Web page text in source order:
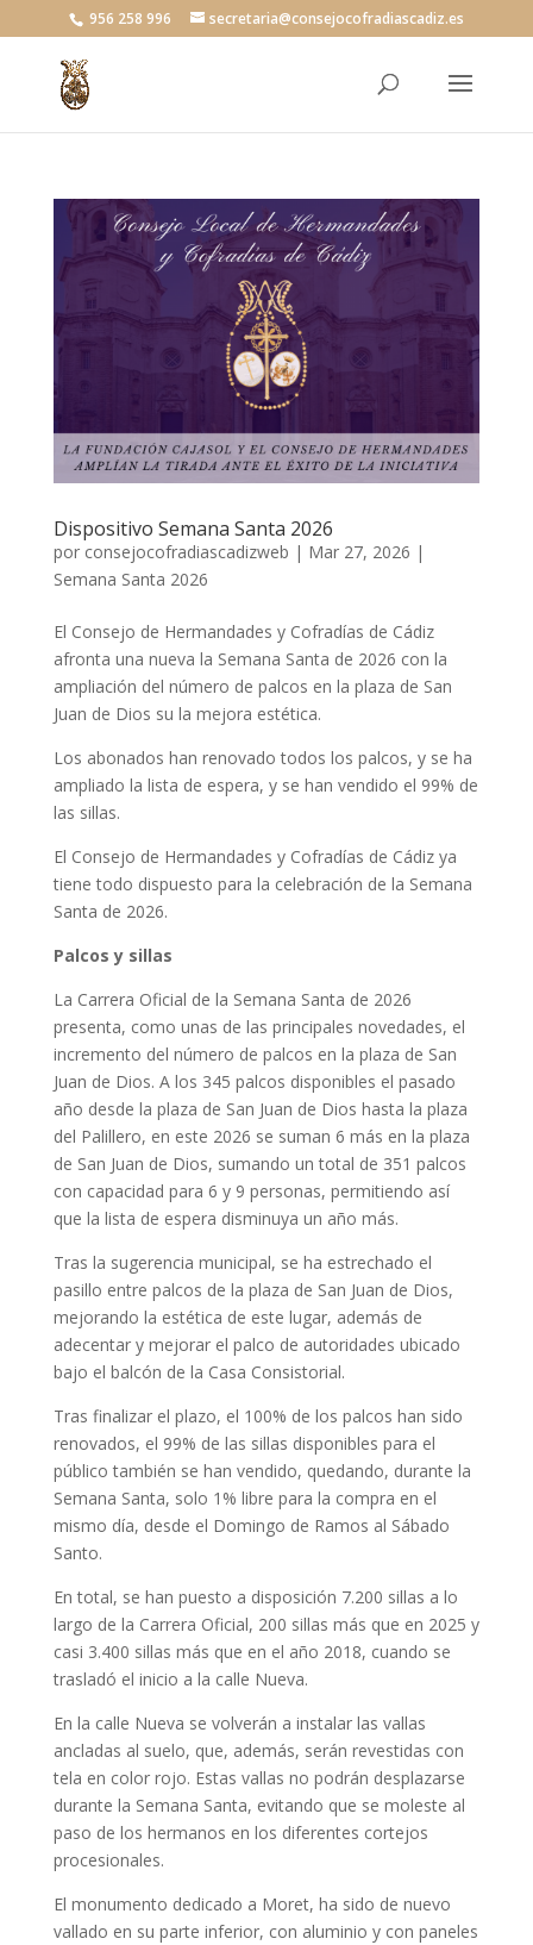
956 258 996 secretaria@consejocofradiascadiz.es
Dispositivo Semana Santa 2026
por consejocofradiascadizweb | Mar 27, 2026 |
Semana Santa 2026
El Consejo de Hermandades y Cofradías de Cádiz
afronta una nueva la Semana Santa de 2026 con la
ampliación del número de palcos en la plaza de San
Juan de Dios su la mejora estética.
Los abonados han renovado todos los palcos, y se ha
ampliado la lista de espera, y se han vendido el 99% de
las sillas.
El Consejo de Hermandades y Cofradías de Cádiz ya
tiene todo dispuesto para la celebración de la Semana
Santa de 2026.
Palcos y sillas
La Carrera Oficial de la Semana Santa de 2026
presenta, como unas de las principales novedades, el
incremento del número de palcos en la plaza de San
Juan de Dios. A los 345 palcos disponibles el pasado
año desde la plaza de San Juan de Dios hasta la plaza
del Palillero, en este 2026 se suman 6 más en la plaza
de San Juan de Dios, sumando un total de 351 palcos
con capacidad para 6 y 9 personas, permitiendo así
que la lista de espera disminuya un año más.
Tras la sugerencia municipal, se ha estrechado el
pasillo entre palcos de la plaza de San Juan de Dios,
mejorando la estética de este lugar, además de
adecentar y mejorar el palco de autoridades ubicado
bajo el balcón de la Casa Consistorial.
Tras finalizar el plazo, el 100% de los palcos han sido
renovados, el 99% de las sillas disponibles para el
público también se han vendido, quedando, durante la
Semana Santa, solo 1% libre para la compra en el
mismo día, desde el Domingo de Ramos al Sábado
Santo.
En total, se han puesto a disposición 7.200 sillas a lo
largo de la Carrera Oficial, 200 sillas más que en 2025 y
casi 3.400 sillas más que en el año 2018, cuando se
trasladó el inicio a la calle Nueva.
En la calle Nueva se volverán a instalar las vallas
ancladas al suelo, que, además, serán revestidas con
tela en color rojo. Estas vallas no podrán desplazarse
durante la Semana Santa, evitando que se moleste al
paso de los hermanos en los diferentes cortejos
procesionales.
El monumento dedicado a Moret, ha sido de nuevo
vallado en su parte inferior, con aluminio y con paneles